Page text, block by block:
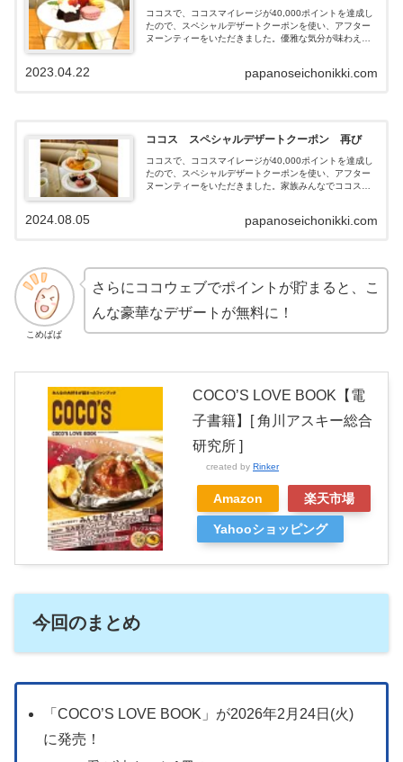
ココスで、ココスマイレージが40,000ポイントを達成し
たので、スペシャルデザートクーポンを使い、アフター
ヌーンティーをいただきました。優雅な気分が味わえた
papanoseichonikki.com
2023.04.22
ココス スペシャルデザートクーポン 再び
ココスで、ココスマイレージが40,000ポイントを達成し
たので、スペシャルデザートクーポンを使い、アフター
ヌーンティーをいただきました。家族みんなでココスを
papanoseichonikki.com
2024.08.05
こめぱぱ
さらにココウェブでポイントが貯まると、こ
んな豪華なデザートが無料に！
COCO’S LOVE BOOK【電
子書籍】[ 角川アスキー総合
研究所 ]
created by Rinker
Amazon 楽天市場
Yahooショッピング
今回のまとめ
「COCO’S LOVE BOOK」が2026年2月24日(火)
に発売！